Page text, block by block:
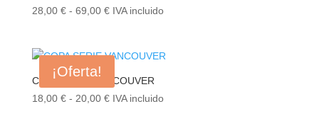
28,00 € - 69,00 €Rango
desde
28,00 €
hasta
IVA incluido
¡Oferta!
COPA SERIE VANCOUVER
18,00 € - 20,00 €Rango
IVA incluido